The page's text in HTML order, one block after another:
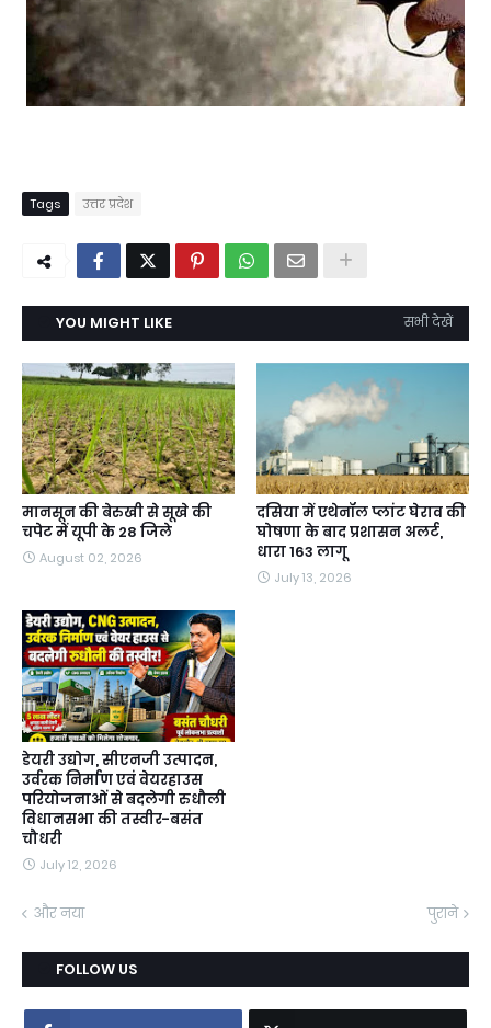
Tags उत्तर प्रदेश
YOU MIGHT LIKE सभी देखें
मानसून की बेरुखी से सूखे की
चपेट में यूपी के 28 जिले
August 02, 2026
दसिया में एथेनॉल प्लांट घेराव की
घोषणा के बाद प्रशासन अलर्ट,
धारा 163 लागू
July 13, 2026
डेयरी उद्योग, सीएनजी उत्पादन,
उर्वरक निर्माण एवं वेयरहाउस
परियोजनाओं से बदलेगी रुधौली
विधानसभा की तस्वीर-बसंत
चौधरी
July 12, 2026
और नया पुराने
FOLLOW US